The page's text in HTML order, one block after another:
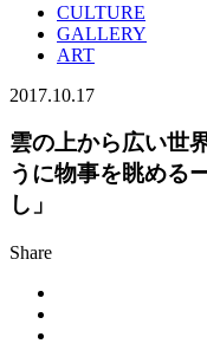
CULTURE
GALLERY
ART
2017.10.17
雲の上から広い世
うに物事を眺める
し」
Share